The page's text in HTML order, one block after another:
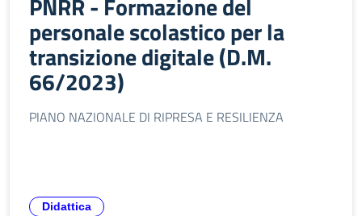
personale scolastico per la
transizione digitale (D.M.
66/2023)
PIANO NAZIONALE DI RIPRESA E RESILIENZA
Didattica